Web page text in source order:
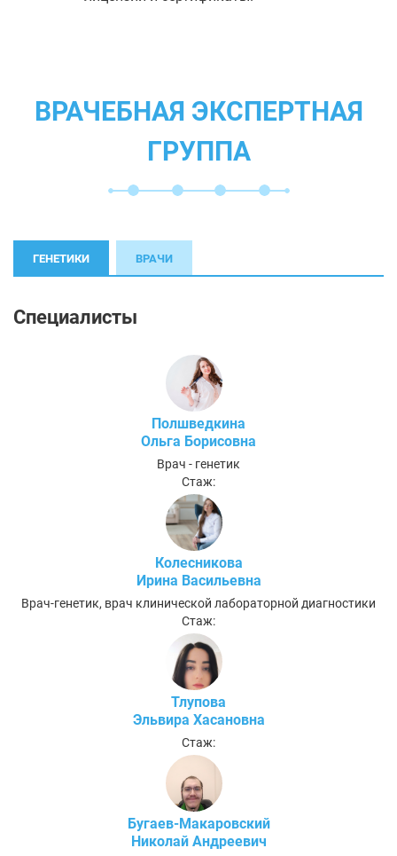
ВРАЧЕБНАЯ ЭКСПЕРТНАЯ
ГРУППА
ГЕНЕТИКИ ВРАЧИ
Специалисты
Полшведкина
Ольга Борисовна
Врач - генетик
Стаж:
Колесникова
Ирина Васильевна
Врач-генетик, врач клинической лабораторной диагностики
Стаж:
Тлупова
Эльвира Хасановна
Стаж:
Бугаев-Макаровский
Николай Андреевич